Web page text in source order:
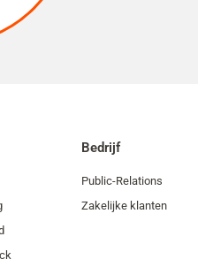
Bedrijf
Public-Relations
Zakelijke klanten